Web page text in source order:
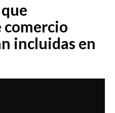
7:00 PM
comercio
incluidas en